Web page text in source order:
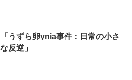
「うずら卵ynia事件：日常の小さ
な反逆」